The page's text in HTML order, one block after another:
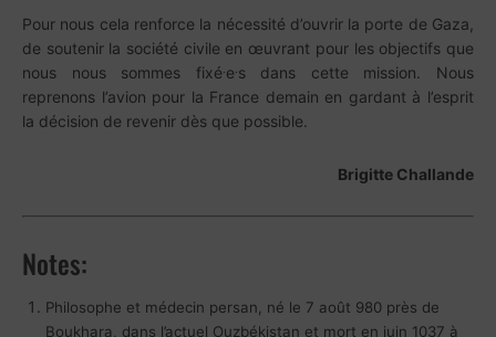
Pour nous cela renforce la nécessité d’ouvrir la porte de Gaza,
de soutenir la société civile en œuvrant pour les objectifs que
nous nous sommes fixé.e.s dans cette mission. Nous
reprenons l’avion pour la France demain en gardant à l’esprit
la décision de revenir dès que possible.
Brigitte Challande
Notes:
Philosophe et médecin persan, né le 7 août 980 près de
Boukhara, dans l’actuel Ouzbékistan et mort en juin 1037 à